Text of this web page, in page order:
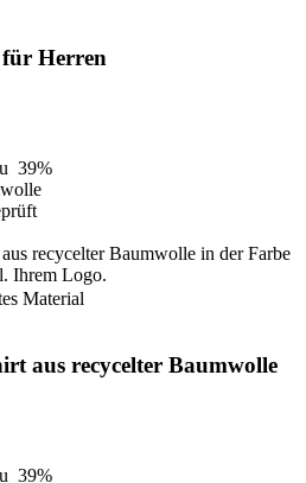
Herren
39%
Material
aus recycelter Baumwolle
39%